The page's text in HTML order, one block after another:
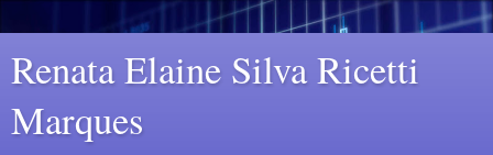
Renata Elaine Silva Ricetti
Marques